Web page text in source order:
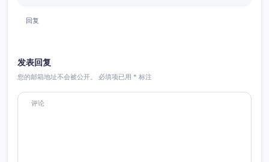
回复
发表回复
您的邮箱地址不会被公开。 必填项已用 * 标注